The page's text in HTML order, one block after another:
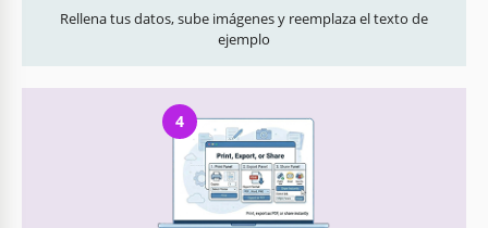
Rellena tus datos, sube imágenes y reemplaza el texto de
ejemplo
4